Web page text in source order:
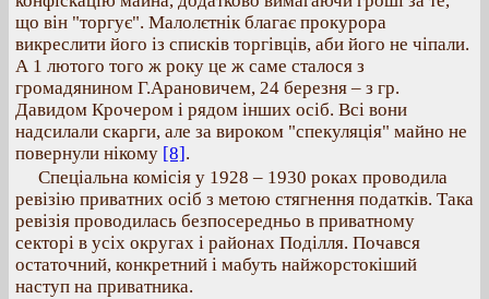
що він "торгує". Малолєтнік благає прокурора
викреслити його із списків торгівців, аби його не чіпали.
А 1 лютого того ж року це ж саме сталося з
громадянином Г.Арановичем, 24 березня – з гр.
Давидом Крочером і рядом інших осіб. Всі вони
надсилали скарги, але за вироком "спекуляція" майно не
повернули нікому [8].
Спеціальна комісія у 1928 – 1930 роках проводила
ревізію приватних осіб з метою стягнення податків. Така
ревізія проводилась безпосередньо в приватному
секторі в усіх округах і районах Поділля. Почався
остаточний, конкретний і мабуть найжорстокіший
наступ на приватника.